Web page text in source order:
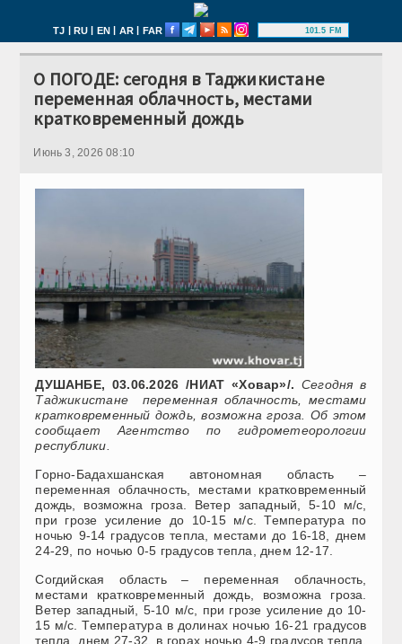
TJ | RU | EN | AR | FAR 101.5 FM
О ПОГОДЕ: сегодня в Таджикистане
переменная облачность, местами
кратковременный дождь
Июнь 3, 2026 08:10
ДУШАНБЕ, 03.06.2026 /НИАТ «Ховар»/. Сегодня в
Таджикистане переменная облачность, местами
кратковременный дождь, возможна гроза. Об этом
сообщает Агентство по гидрометеорологии
республики.
Горно-Бадахшанская автономная область –
переменная облачность, местами кратковременный
дождь, возможна гроза. Ветер западный, 5-10 м/с,
при грозе усиление до 10-15 м/с. Температура по
ночью 9-14 градусов тепла, местами до 16-18, днем
24-29, по ночью 0-5 градусов тепла, днем 12-17.
Согдийская область – переменная облачность,
местами кратковременный дождь, возможна гроза.
Ветер западный, 5-10 м/с, при грозе усиление до 10-
15 м/с. Температура в долинах ночью 16-21 градусов
тепла, днем 27-32, в горах ночью 4-9 градусов тепла,